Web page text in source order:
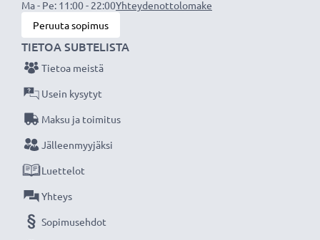
Tulo / Input:12V / 24V
Liitäntä 1:Mini USB
Lähtöjännite / Output Volttia:
Ampeeri / Output ampeeri:
Teho / Power Watt:
Kaapelin pituus:
★ 3 vuoden takuu ★
Olemme vuonna 2004 perustettu kansainvälinen
verkkokauppa, joka tarjoaa laadukkaita tuotteita, ja
siksi tarjoamme 36 kuukauden takuun!
Ma - Pe: 11:00 - 22:00Yhteydenottolomake
Peruuta sopimus
TIETOA SUBTELISTA
Tietoa meistä
Usein kysytyt
Maksu ja toimitus
Jälleenmyyjäksi
Luettelot
Yhteys
Sopimusehdot